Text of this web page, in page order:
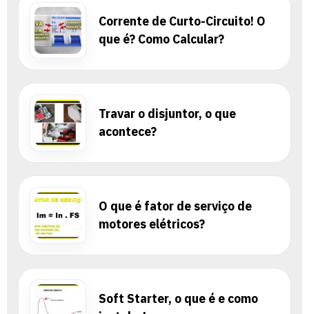
Corrente de Curto-Circuito! O
que é? Como Calcular?
Travar o disjuntor, o que
acontece?
O que é fator de serviço de
motores elétricos?
Soft Starter, o que é e como